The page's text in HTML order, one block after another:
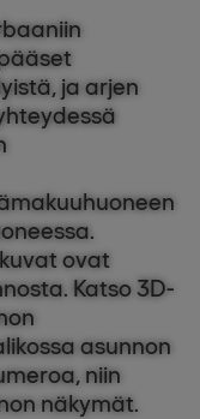
ja arjen
ovat
Katso 3D-
asunnon
niin
näkymät.